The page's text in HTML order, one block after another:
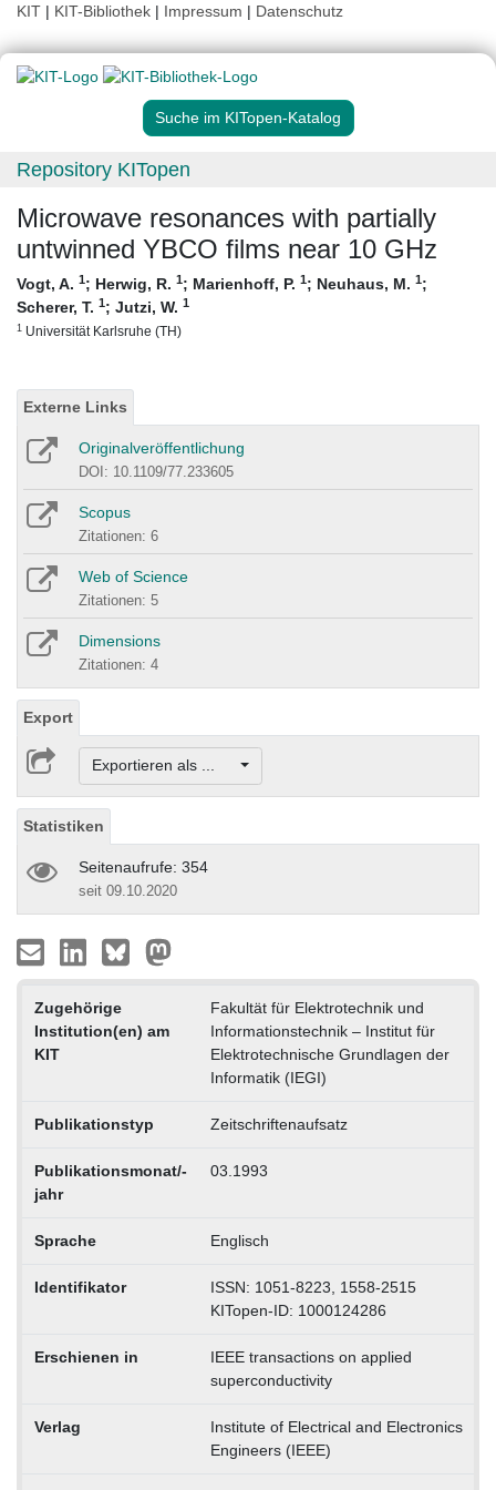
KIT | KIT-Bibliothek | Impressum | Datenschutz
Suche im KITopen-Katalog
Repository KITopen
Microwave resonances with partially
untwinned YBCO films near 10 GHz
Vogt, A. 1; Herwig, R. 1; Marienhoff, P. 1; Neuhaus, M. 1;
Scherer, T. 1; Jutzi, W. 1
1 Universität Karlsruhe (TH)
Externe Links
Originalveröffentlichung
DOI: 10.1109/77.233605
Scopus
Zitationen: 6
Web of Science
Zitationen: 5
Dimensions
Zitationen: 4
Export
Exportieren als ...
Statistiken
Seitenaufrufe: 354
seit 09.10.2020
Zugehörige
Institution(en) am
KIT
Fakultät für Elektrotechnik und
Informationstechnik – Institut für
Elektrotechnische Grundlagen der
Informatik (IEGI)
Publikationstyp Zeitschriftenaufsatz
Publikationsmonat/-
jahr
03.1993
Sprache Englisch
Identifikator
ISSN: 1051-8223, 1558-2515
KITopen-ID: 1000124286
Erschienen in
IEEE transactions on applied
superconductivity
Verlag
Institute of Electrical and Electronics
Engineers (IEEE)